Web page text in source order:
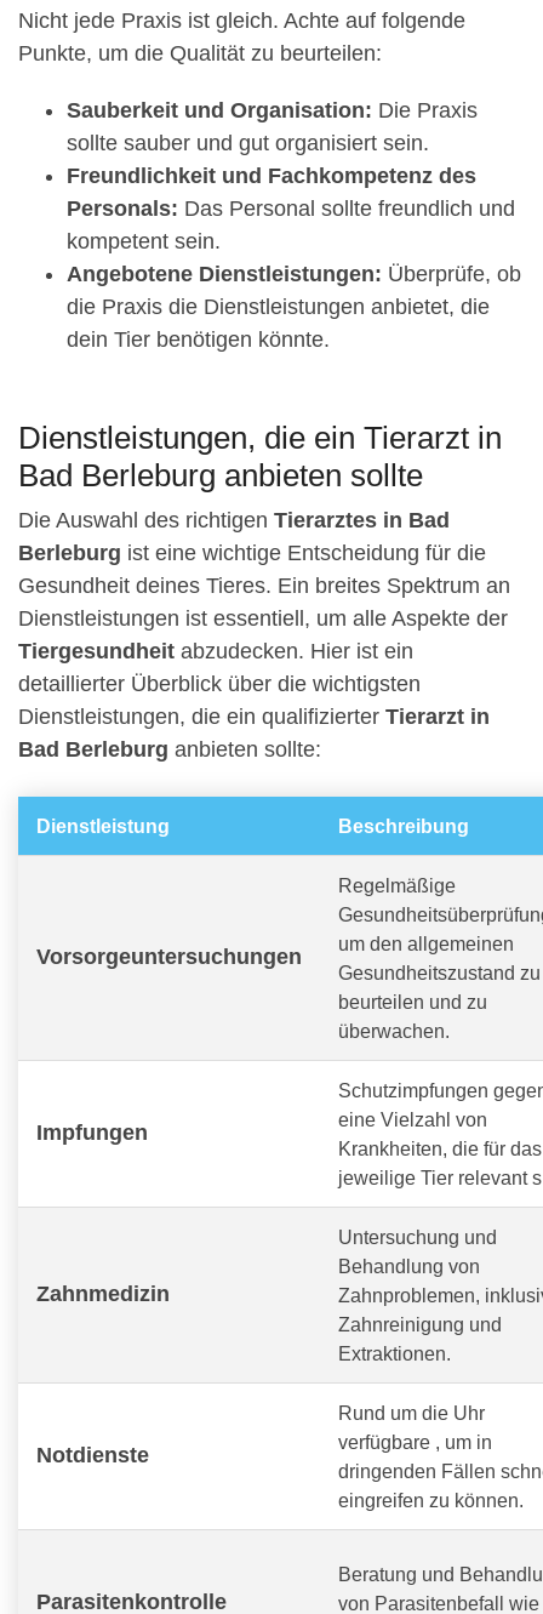
Nicht jede Praxis ist gleich. Achte auf folgende
Punkte, um die Qualität zu beurteilen:
Sauberkeit und Organisation: Die Praxis
sollte sauber und gut organisiert sein.
Freundlichkeit und Fachkompetenz des
Personals: Das Personal sollte freundlich und
kompetent sein.
Angebotene Dienstleistungen: Überprüfe, ob
die Praxis die Dienstleistungen anbietet, die
dein Tier benötigen könnte.
Dienstleistungen, die ein Tierarzt in
Bad Berleburg anbieten sollte
Die Auswahl des richtigen Tierarztes in Bad
Berleburg ist eine wichtige Entscheidung für die
Gesundheit deines Tieres. Ein breites Spektrum an
Dienstleistungen ist essentiell, um alle Aspekte der
Tiergesundheit abzudecken. Hier ist ein
detaillierter Überblick über die wichtigsten
Dienstleistungen, die ein qualifizierter Tierarzt in
Bad Berleburg anbieten sollte:
Dienstleistung Beschreibung
Vorsorgeuntersuchungen
Regelmäßige
um den allgemeinen
Gesundheitszustand zu
beurteilen und zu
überwachen.
Impfungen
Schutzimpfungen
eine Vielzahl von
Krankheiten, die für das
jeweilige Tier relevant
Zahnmedizin
Untersuchung und
Behandlung von
Zahnproblemen,
Zahnreinigung und
Extraktionen.
Notdienste
Rund um die Uhr
verfügbare , um in
dringenden Fällen
eingreifen zu können.
Parasitenkontrolle
Beratung und
von Parasitenbefall wie